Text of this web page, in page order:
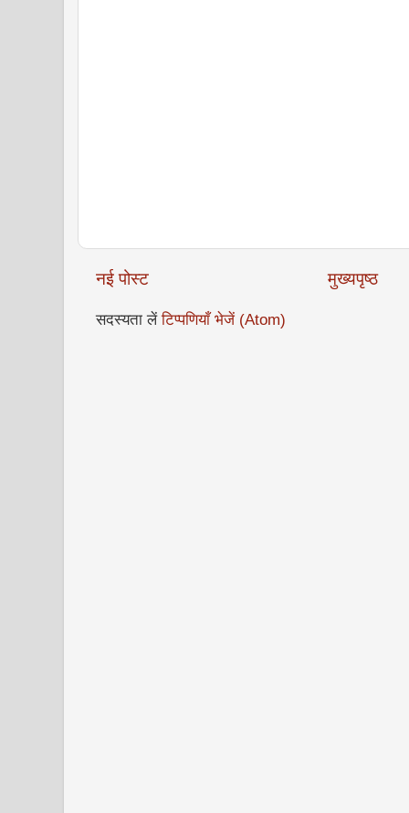
नई पोस्ट मुख्यपृष्ठ
सदस्यता लेंटिप्पणियाँ भेजें (Atom)